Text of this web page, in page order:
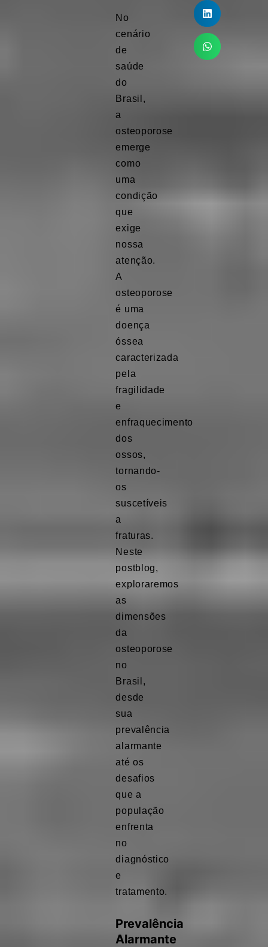
No
cenário
de
saúde
do
Brasil,
a
osteoporose
emerge
como
uma
condição
que
exige
nossa
atenção.
A
osteoporose
é uma
doença
óssea
caracterizada
pela
fragilidade
e
enfraquecimento
dos
ossos,
tornando-
os
suscetíveis
a
fraturas.
Neste
postblog,
exploraremos
as
dimensões
da
osteoporose
no
Brasil,
desde
sua
prevalência
alarmante
até os
desafios
que a
população
enfrenta
no
diagnóstico
e
tratamento.
Prevalência
Alarmante